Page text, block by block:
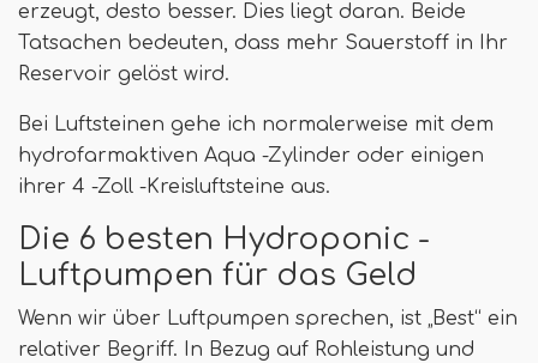
erzeugt, desto besser. Dies liegt daran. Beide
Tatsachen bedeuten, dass mehr Sauerstoff in Ihr
Reservoir gelöst wird.
Bei Luftsteinen gehe ich normalerweise mit dem
hydrofarmaktiven Aqua -Zylinder oder einigen
ihrer 4 -Zoll -Kreisluftsteine ​​aus.
Die 6 besten Hydroponic -
Luftpumpen für das Geld
Wenn wir über Luftpumpen sprechen, ist „Best“ ein
relativer Begriff. In Bezug auf Rohleistung und